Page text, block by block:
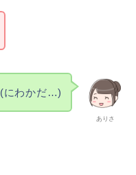
ありさ
(にわかだ…)